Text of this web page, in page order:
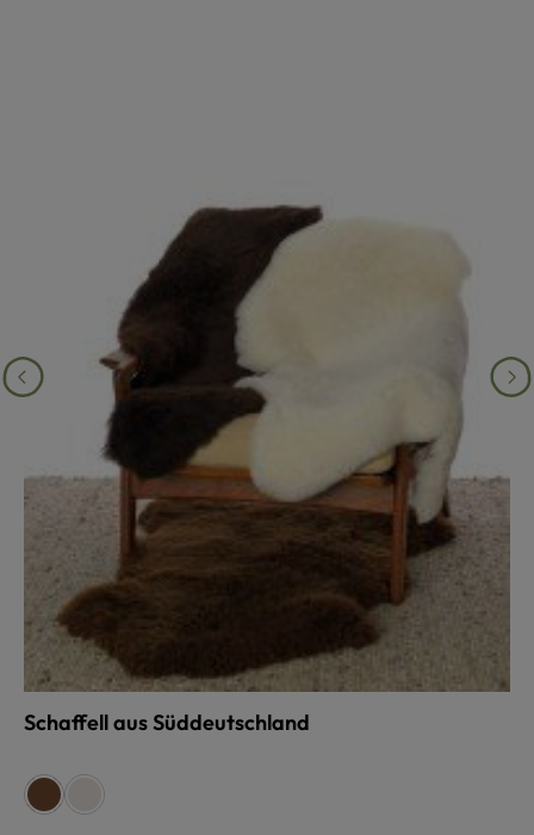
Schaffell aus Süddeutschland
Farbe auswählen
pflanzlich gegerbt, braun
pflanzlich gegerbt, weiß